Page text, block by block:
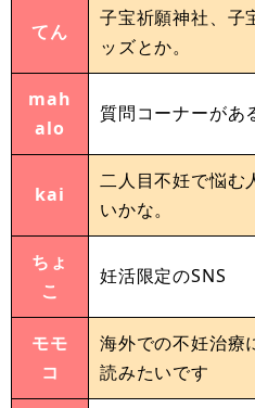
てん
子宝祈願神社、子
ッズとか。
mah
alo
質問コーナーがあ
kai
二人目不妊で悩む
いかな。
ちょ
こ
妊活限定のSNS
モモ
コ
海外での不妊治療
読みたいです